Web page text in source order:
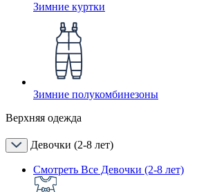
Зимние куртки
Зимние полукомбинезоны
Верхняя одежда
Девочки (2-8 лет)
Смотреть Все Девочки (2-8 лет)